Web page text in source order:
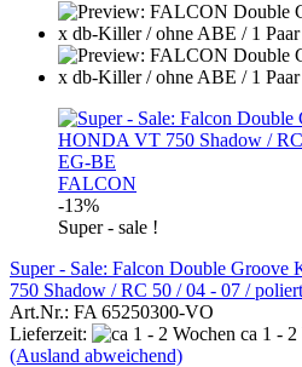
FALCON
-13%
Super - sale !
Super - Sale: Falcon Double
750 Shadow / RC 50 / 04 - 07 /
Art.Nr.: FA 65250300-VO
Lieferzeit:
ca 1 - 2
(Ausland abweichend)